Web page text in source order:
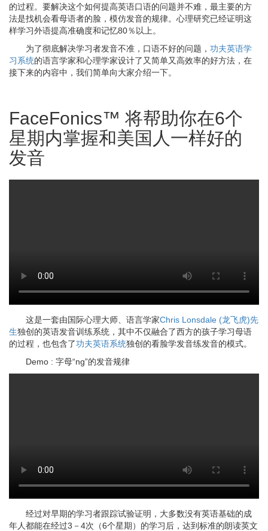
的过程。要解决这个如何提高英语口语的问题并不难，最主要的方
法是找机会看母语者的脸，模仿发音的规律。心理研究已经证明这
样学习外语提高准确度和记忆80％以上。
为了彻底解决学习者发音不准，口语不好的问题， 功夫英语学
习系统的语言学家和心理学家设计了又简单又高效率的好方法，在
接下来的内容中，我们简单向大家介绍一下。
FaceFonics™ 将帮助你在6个
星期内掌握和美国人一样好的
发音
这是一套由国际心理大师、语言学家Chris Lonsdale (龙飞虎)先
生独创的英语发音训练系统，其中不仅融合了西方的孩子学习母语
的过程，也包含了功夫英语系统独创的看脸学发音练发音的模式。
Demo : 字母“ng”的发音规律
经过对早期的学习者跟踪试验证明，大多数没有英语基础的成
年人都能在经过3－4次（6个星期）的学习后，达到标准的朗读英文